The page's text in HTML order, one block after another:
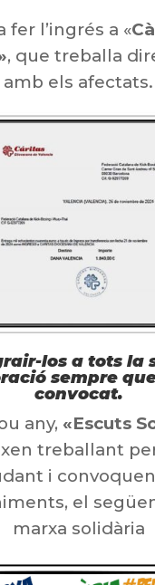
fer l’ingrés a «
, que treballa
amb els afectats.
los a tots la
sempre
convocat.
any, «Escuts
treballant
i
el
marxa solidària